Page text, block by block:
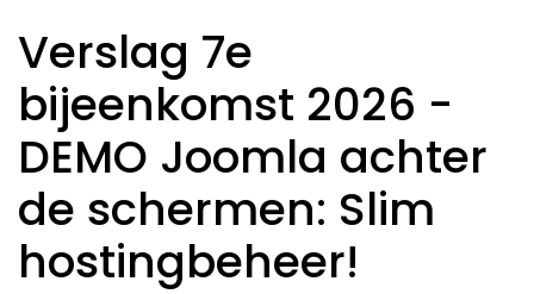
Verslag 7e
bijeenkomst 2026 -
DEMO Joomla achter
de schermen: Slim
hostingbeheer!